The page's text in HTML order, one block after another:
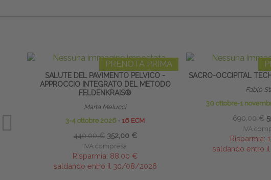
PRENOTA PRIMA
SALUTE DEL PAVIMENTO PELVICO -
APPROCCIO INTEGRATO DEL METODO
FELDENKRAIS®
Marta Melucci
3-4 ottobre 2026 ∙ 16 ECM
440,00 € 352,00 €
IVA compresa
Risparmia: 88,00 €
saldando entro il 30/08/2026
SACRO-OCCIPITAL
Fabio
30 ottobre-1
690,00 €
IVA
Risparmia:
saldando entro